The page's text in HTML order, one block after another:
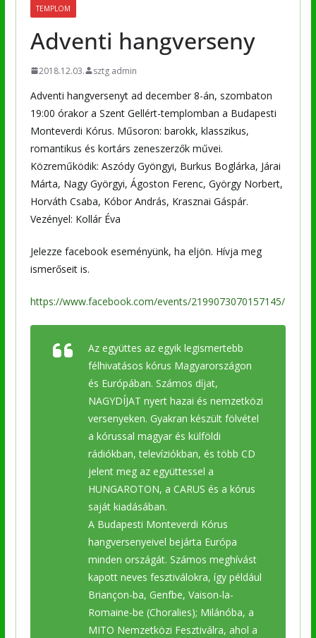
TEMPLOM
Adventi hangverseny
2018.12.03. sztg admin
Adventi hangversenyt ad december 8-án, szombaton
19:00 órakor a Szent Gellért-templomban a Budapesti
Monteverdi Kórus. Műsoron: barokk, klasszikus,
romantikus és kortárs zeneszerzők művei.
Közreműködik: Aszódy Gyöngyi, Burkus Boglárka, Járai
Márta, Nagy Györgyi, Ágoston Ferenc, György Norbert,
Horváth Csaba, Kóbor András, Krasznai Gáspár.
Vezényel: Kollár Éva
Jelezze facebook eseményünk, ha eljön. Hívja meg
ismerőseit is.
https://www.facebook.com/events/2199073070157145/
Az együttes az egyik legismertebb
félhivatásos kórus Magyarországon
és Európában. Számos díjat,
NAGYDÍJAT nyert hazai és nemzetközi
versenyeken. Gyakran készült fölvétel
a kórussal magyar és külföldi
rádiókban, televíziókban, és több CD
jelent meg az együttessel a
HUNGAROTON, a CARUS és a kórus
saját kiadásában.
A Budapesti Monteverdi Kórus
hangversenyeivel bejárta Európa
minden országát. Számos meghívást
kapott neves fesztiválokra, így például
Briançon-ba, Genfbe, Vaison-la-
Romaine-be (Choralies); Milánóba, a
MITO Nemzetközi Fesztiválra, ahol a